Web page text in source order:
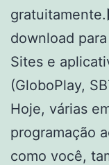
download
Sites e
(GloboPlay,
Hoje, várias
programação
como você,